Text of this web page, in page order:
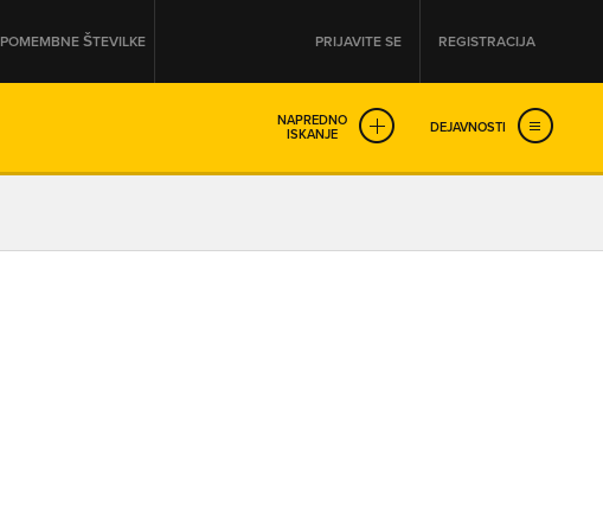
POMEMBNE ŠTEVILKE PRIJAVITE SE REGISTRACIJA
NAPREDNO
ISKANJE DEJAVNOSTI